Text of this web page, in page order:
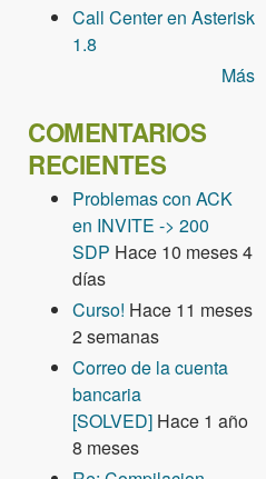
Call Center en Asterisk
1.8
Más
COMENTARIOS
RECIENTES
Problemas con ACK
en INVITE -> 200
SDP Hace 10 meses 4
días
Curso! Hace 11 meses
2 semanas
Correo de la cuenta
bancaria
[SOLVED] Hace 1 año
8 meses